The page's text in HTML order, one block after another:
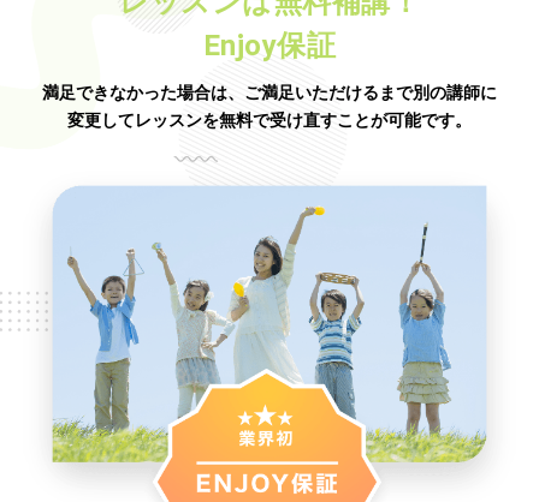
Enjoy保証
満足できなかった場合は、ご満足いただけるまで別の講師に
変更してレッスンを無料で受け直すことが可能です。